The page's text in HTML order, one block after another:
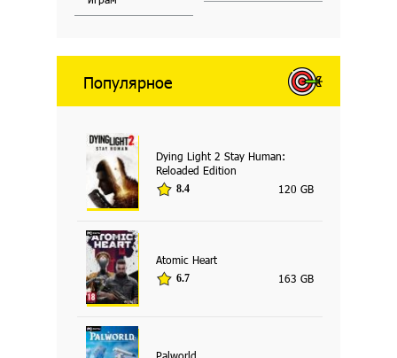
Популярное
Dying Light 2 Stay Human:
Reloaded Edition
8.4 120 GB
Atomic Heart
6.7 163 GB